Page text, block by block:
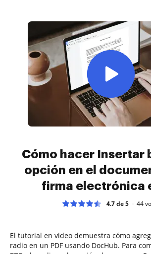
Cómo hacer Insertar
opción en el
firma electrónica
4.7 de 5 44
El tutorial en video demuestra cómo
radio en un PDF usando DocHub. Para